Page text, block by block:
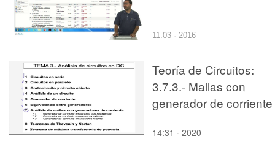
11:03 · 2016
Teoría de Circuitos:
3.7.3.- Mallas con
generador de corriente
14:31 · 2020